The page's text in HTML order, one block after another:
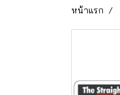
หน้าแรก